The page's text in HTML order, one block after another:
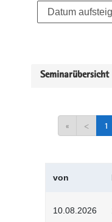
Seminarübersicht
« < 1
von
10.08.2026